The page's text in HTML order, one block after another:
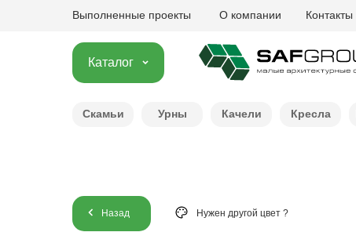
Выполненные проекты О компании Контакты
Каталог
Скамьи Урны Качели Кресла
Назад Нужен другой цвет ?